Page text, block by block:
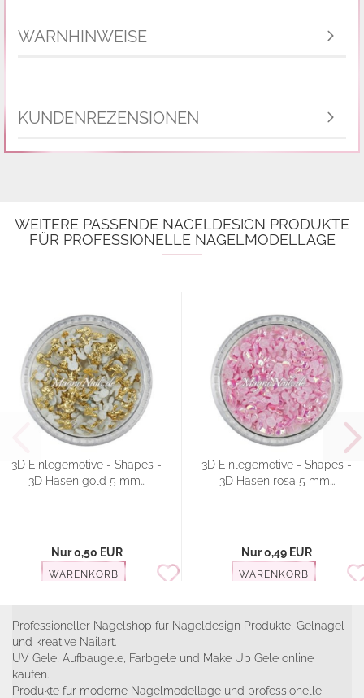
WARNHINWEISE
KUNDENREZENSIONEN
WEITERE PASSENDE NAGELDESIGN PRODUKTE
FÜR PROFESSIONELLE NAGELMODELLAGE
3D Einlegemotive - Shapes -
3D Hasen gold 5 mm...
Nur 0,50 EUR
WARENKORB
3D Einlegemotive - Shapes -
3D Hasen rosa 5 mm...
Nur 0,49 EUR
WARENKORB
Professioneller Nagelshop für Nageldesign Produkte, Gelnägel
und kreative Nailart.
UV Gele, Aufbaugele, Farbgele und Make Up Gele online
kaufen.
Produkte für moderne Nagelmodellage und professionelle